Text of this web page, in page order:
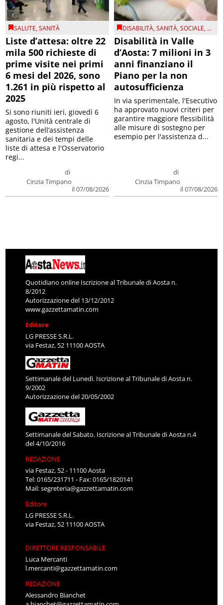
SALUTE,SANITÀ
Liste d’attesa: oltre 22
mila 500 richieste di
prime visite nei primi
6 mesi del 2026, sono
1.261 in più rispetto al
2025
di
Cinzia Timpano
il 07/08/2026
Si sono riuniti ieri, giovedì 6
agosto, l'Unità centrale di
gestione dell’assistenza
sanitaria e dei tempi delle
liste di attesa e l'Osservatorio
regi...
DISABILITÀ,SANITÀ,SOCIALE, ...
Disabilità in Valle
d’Aosta: 7 milioni in 3
anni finanziano il
Piano per la non
autosufficienza
di
Cinzia Timpano
il 07/08/2026
In via sperimentale, l'Esecutivo
ha approvato nuovi criteri per
garantire maggiore flessibilità
alle misure di sostegno per
esempio per l'assistenza d...
Quotidiano online Iscrizione al Tribunale di Aosta n.
8/2012
Autorizzazione del 13/12/2012
www.gazzettamatin.com
Editore
LG PRESSE S.R.L.
via Festaz, 52 11100 AOSTA
Settimanale del Lunedì. Iscrizione al Tribunale di Aosta n.
9/2002
Autorizzazione del 20/05/2002
Settimanale del Sabato. Iscrizione al Tribunale di Aosta n.4
del 4/10/2016
REDAZIONE
via Festaz, 52 - 11100 Aosta
Tel: 0165/231711 - Fax: 0165/1820141
Mail:segreteria@gazzettamatin.com
Editore
LG PRESSE S.R.L.
via Festaz, 52 11100 AOSTA
DIRETTORE RESPONSABILE
Luca Mercanti
l.mercanti@gazzettamatin.com
REDAZIONE
Alessandro Bianchet